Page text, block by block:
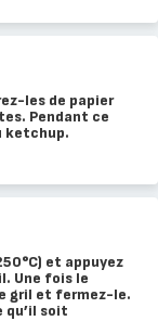
les de papier
Pendant ce
ketchup.
et appuyez
Une fois le
gril et fermez-le.
qu’il soit